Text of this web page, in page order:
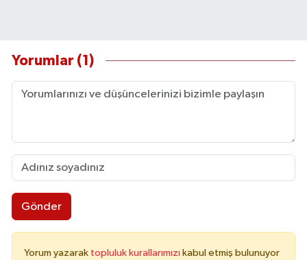
Yorumlar (1)
Gönder
Yorum yazarak topluluk kurallarımızı kabul etmiş bulunuyor